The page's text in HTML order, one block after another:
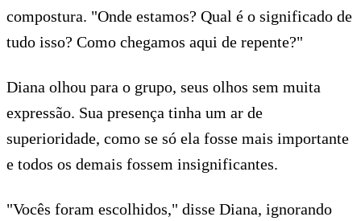
compostura. "Onde estamos? Qual é o significado de
tudo isso? Como chegamos aqui de repente?"
Diana olhou para o grupo, seus olhos sem muita
expressão. Sua presença tinha um ar de
superioridade, como se só ela fosse mais importante
e todos os demais fossem insignificantes.
"Vocês foram escolhidos," disse Diana, ignorando